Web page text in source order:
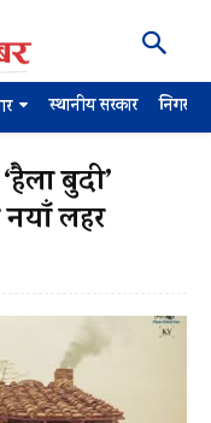
स्थानीय सरकार
बुदी’
लहर